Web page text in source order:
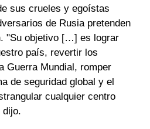
sus crueles y egoístas
de Rusia pretenden
"Su objetivo […] es lograr
país, revertir los
Guerra Mundial, romper
de seguridad global y el
cualquier centro
dijo.